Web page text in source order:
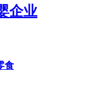
企业
食